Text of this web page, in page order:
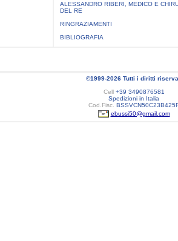
ALESSANDRO RIBERI, MEDICO E
DEL RE
RINGRAZIAMENTI
BIBLIOGRAFIA
©1999-2026 Tutti i diritti
Cell+39 3490876581
Spedizioni in Italia
Cod.Fisc.
ebussi50@gmail.com